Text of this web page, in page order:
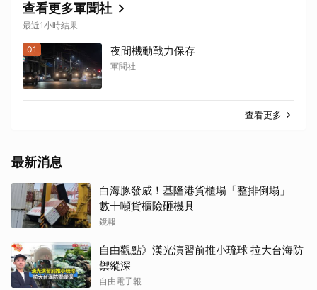
查看更多軍聞社
最近1小時結果
01 夜間機動戰力保存
軍聞社
查看更多
最新消息
白海豚發威！基隆港貨櫃場「整排倒塌」
數十噸貨櫃險砸機具
鏡報
自由觀點》漢光演習前推小琉球 拉大台海防
禦縱深
自由電子報